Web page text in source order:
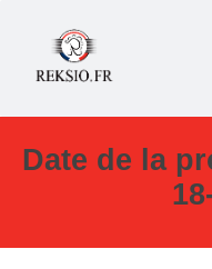
Date de la